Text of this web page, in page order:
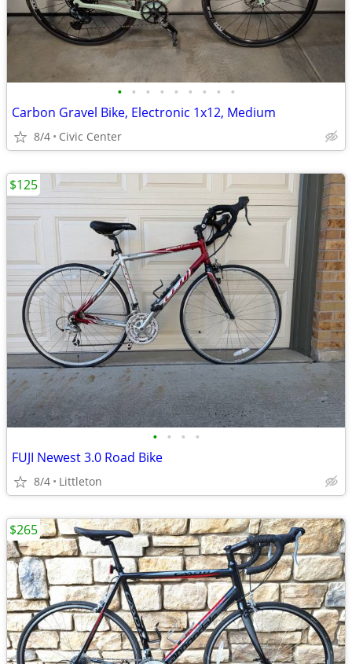
• • • • • • • • •
Carbon Gravel Bike, Electronic 1x12, Medium
8/4 Civic Center
• • • •
FUJI Newest 3.0 Road Bike
8/4 Littleton
$125
$265